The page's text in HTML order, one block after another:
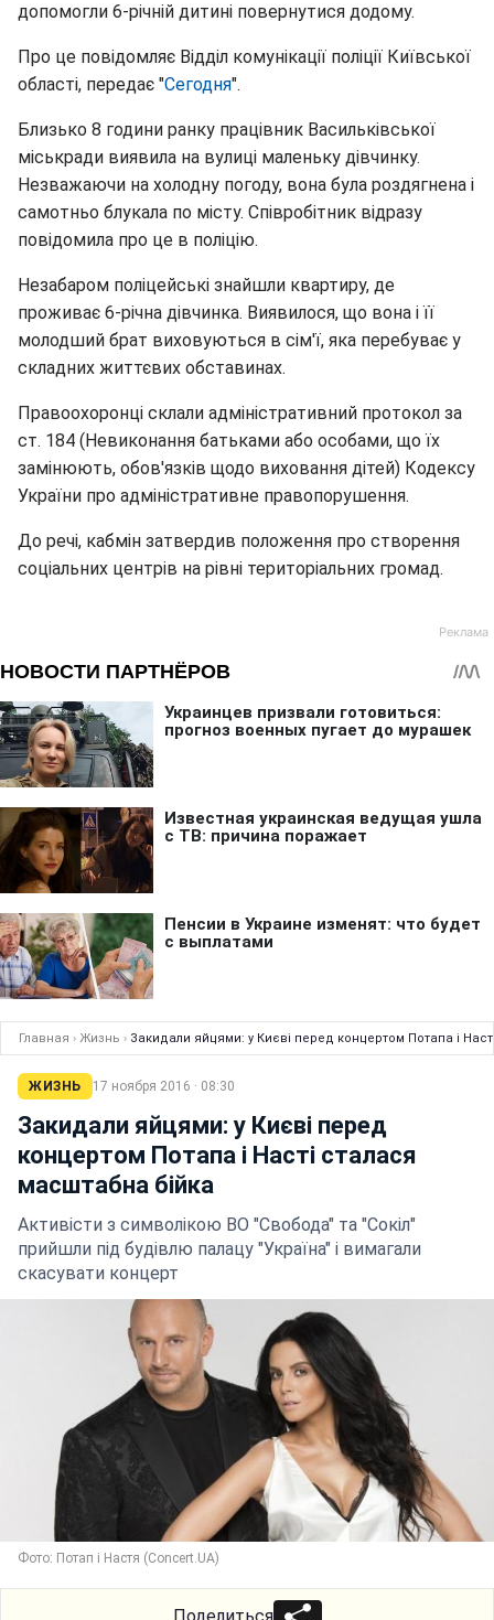
допомогли 6-річній дитині повернутися додому.
Про це повідомляє Відділ комунікації поліції Київської
області, передає "Сегодня".
Близько 8 години ранку працівник Васильківської
міськради виявила на вулиці маленьку дівчинку.
Незважаючи на холодну погоду, вона була роздягнена і
самотньо блукала по місту. Співробітник відразу
повідомила про це в поліцію.
Незабаром поліцейські знайшли квартиру, де
проживає 6-річна дівчинка. Виявилося, що вона і її
молодший брат виховуються в сім'ї, яка перебуває у
складних життєвих обставинах.
Правоохоронці склали адміністративний протокол за
ст. 184 (Невиконання батьками або особами, що їх
замінюють, обов'язків щодо виховання дітей) Кодексу
України про адміністративне правопорушення.
До речі, кабмін затвердив положення про створення
соціальних центрів на рівні територіальних громад.
Главная › Жизнь › Закидали яйцями: у Києві перед концертом Потапа і
ЖИЗНЬ 17 ноября 2016 · 08:30
Закидали яйцями: у Києві перед
концертом Потапа і Насті сталася
масштабна бійка
Активісти з символікою ВО "Свобода" та "Сокіл"
прийшли під будівлю палацу "Україна" і вимагали
скасувати концерт
Фото: Потап і Настя (Concert.UA)